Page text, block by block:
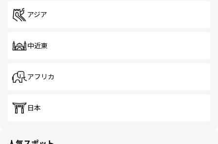
アジア
中近東
アフリカ
日本